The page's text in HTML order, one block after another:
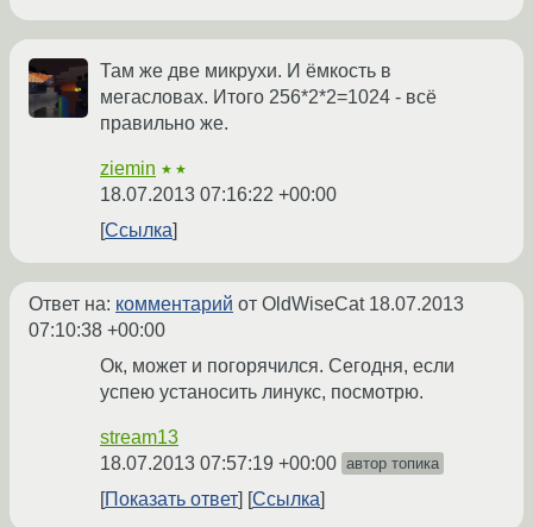
Там же две микрухи. И ёмкость в
мегасловах. Итого 256*2*2=1024 - всё
правильно же.
ziemin ★★
18.07.2013 07:16:22 +00:00
Ссылка
Ответ на: комментарий от OldWiseCat 18.07.2013
07:10:38 +00:00
Ок, может и погорячился. Сегодня, если
успею устаносить линукс, посмотрю.
stream13
18.07.2013 07:57:19 +00:00 автор топика
Показать ответ Ссылка